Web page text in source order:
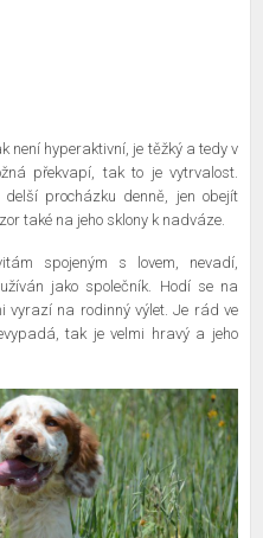
není hyperaktivní, je těžký a tedy v
překvapí, tak to je vytrvalost.
procházku denně, jen obejít
také na jeho sklony k nadváze.
spojeným s lovem, nevadí,
jako společník. Hodí se na
vyrazí na rodinný výlet. Je rád ve
tak je velmi hravý a jeho